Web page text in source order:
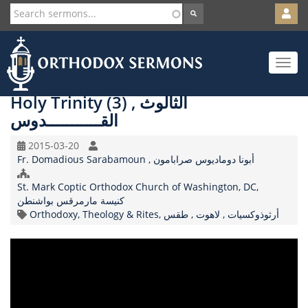
Skip
to
main
content
User
account
menu
Toggle
Holy Trinity (3) , الثالوث
القـــــــــــدوس
Original
Record
Date
2015-03-20
Speaker
Fr. Domadious Sarabamoun , أبونا دوماديوس صرابامون
Church/Organization
Name
St. Mark Coptic Orthodox Church of Washington, DC,
كنيسة مارمرقس بواشنطن
Topic
Orthodoxy, Theology & Rites, أرثوذوكسيات , لاهوت , طقس